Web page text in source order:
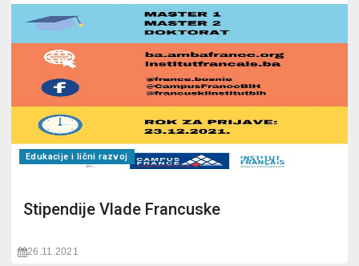
Edukacije i lični razvoj
Stipendije Vlade Francuske
26.11.2021